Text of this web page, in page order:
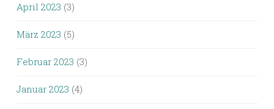
April 2023 (3)
März 2023 (5)
Februar 2023 (3)
Januar 2023 (4)